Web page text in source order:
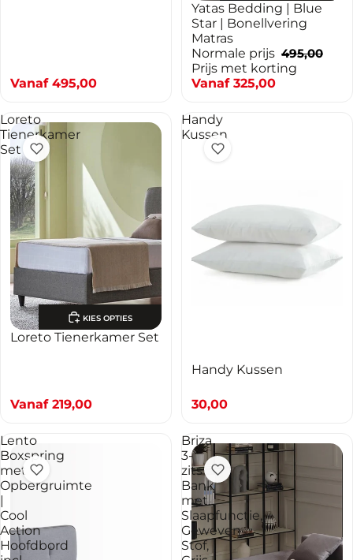
Vanaf 495,00
-34%
Yatas Bedding | Blue
Star | Bonellvering
Matras
Normale prijs 495,00
Prijs met korting
Vanaf 325,00
Loreto
Tienerkamer
Set
KIES OPTIES
Loreto Tienerkamer Set
Vanaf 219,00
Handy
Kussen
Handy Kussen
30,00
Lento
Boxspring
met
Opbergruimte
|
Cool
Action
Hoofdbord
Briza
3-
zits
Bank
met
Slaapfunctie,
Geweven
Stof,